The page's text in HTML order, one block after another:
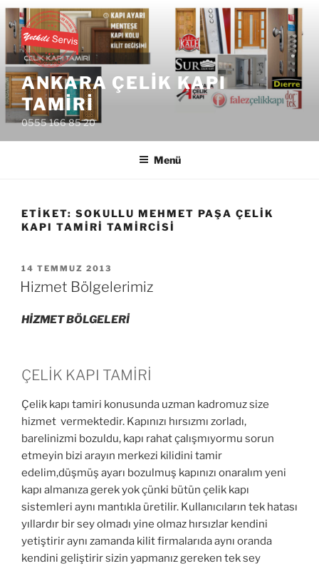
İçeriğe
geç
ANKARA ÇELIK KAPI
TAMIRI
0555 166 85 20
Menü
ETIKET: SOKULLU MEHMET PAŞA ÇELIK
KAPI TAMIRI TAMIRCISI
YAYIM
TARIHI
14 TEMMUZ 2013
Hizmet Bölgelerimiz
HİZMET BÖLGELERİ
ÇELİK KAPI TAMİRİ
Çelik kapı tamiri konusunda uzman kadromuz size
hizmet vermektedir. Kapınızı hırsızmı zorladı,
barelinizmi bozuldu, kapı rahat çalışmıyormu sorun
etmeyin bizi arayın merkezi kilidini tamir
edelim,düşmüş ayarı bozulmuş kapınızı onaralım yeni
kapı almanıza gerek yok çünki bütün çelik kapı
sistemleri aynı mantıkla üretilir. Kullanıcıların tek hatası
yıllardır bir sey olmadı yine olmaz hırsızlar kendini
yetiştirir aynı zamanda kilit firmalarıda aynı oranda
kendini geliştirir sizin yapmanız gereken tek sey